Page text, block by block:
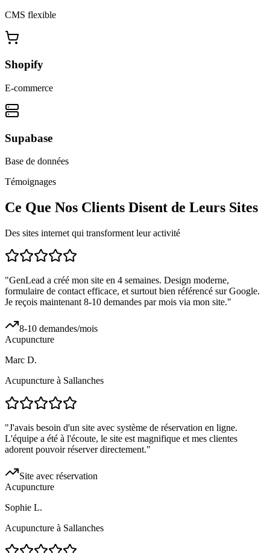
CMS flexible
Shopify
E-commerce
Supabase
Base de données
Témoignages
Ce Que Nos Clients Disent de Leurs Sites
Des sites internet qui transforment leur activité
"GenLead a créé mon site en 4 semaines. Design moderne,
formulaire de contact efficace, et surtout bien référencé sur Google.
Je reçois maintenant 8-10 demandes par mois via mon site."
8-10 demandes/mois
Acupuncture
Marc D.
Acupuncture à Sallanches
"J'avais besoin d'un site avec système de réservation en ligne.
L'équipe a été à l'écoute, le site est magnifique et mes clientes
adorent pouvoir réserver directement."
Site avec réservation
Acupuncture
Sophie L.
Acupuncture à Sallanches